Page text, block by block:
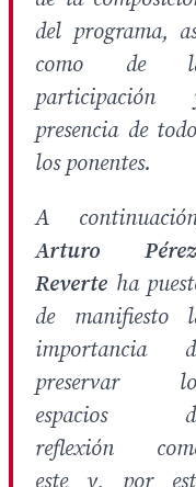
del programa,
como de
participación
presencia de
los ponentes.
A
Arturo
Reverte ha
de manifiesto
importancia
preservar
espacios
reflexión